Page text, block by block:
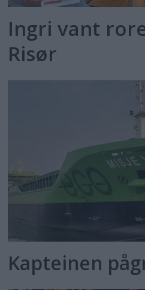
Ingri vant
Risør
Kapteinen